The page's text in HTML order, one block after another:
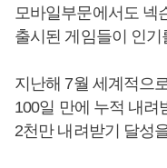
모바일부문에서도 넥
출시된 게임들이 인
지난해 7월 세계적으
100일 만에 누적 내려
2천만 내려받기 달성